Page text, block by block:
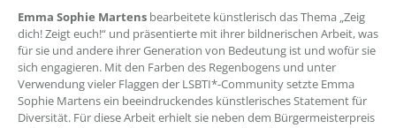
Emma Sophie Martens bearbeitete künstlerisch das Thema „Zeig
dich! Zeigt euch!“ und präsentierte mit ihrer bildnerischen Arbeit, was
für sie und andere ihrer Generation von Bedeutung ist und wofür sie
sich engagieren. Mit den Farben des Regenbogens und unter
Verwendung vieler Flaggen der LSBTI*-Community setzte Emma
Sophie Martens ein beeindruckendes künstlerisches Statement für
Diversität. Für diese Arbeit erhielt sie neben dem Bürgermeisterpreis